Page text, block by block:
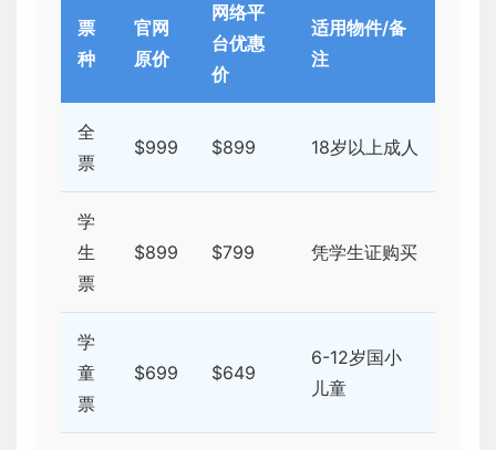
票
种
官网
原价
网络平
台优惠
价
适用物件/备
注
全
票
$999 $899 18岁以上成人
学
生
票
$899 $799 凭学生证购买
学
童
票
$699 $649
6-12岁国小
儿童